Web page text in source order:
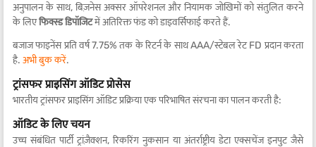
अनुपालन के साथ, बिज़नेस अक्सर ऑपरेशनल और नियामक जोखिमों को संतुलित करने
के लिएफिक्स्ड डिपॉजिटमें अतिरिक्त फंड को डाइवर्सिफाई करते हैं.
बजाज फाइनेंस प्रति वर्ष 7.75% तक के रिटर्न के साथ AAA/स्टेबल रेट FD प्रदान करता
है. अभी बुक करें.
ट्रांसफर प्राइसिंग ऑडिट प्रोसेस
भारतीय ट्रांसफर प्राइसिंग ऑडिट प्रक्रिया एक परिभाषित संरचना का पालन करती है:
ऑडिट के लिए चयन
उच्च संबंधित पार्टी ट्रांज़ैक्शन, रिकरिंग नुकसान या अंतर्राष्ट्रीय डेटा एक्सचेंज इनपुट जैसे